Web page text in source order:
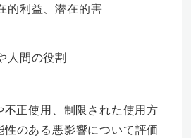
的利益、潜在的害
人間の役割
正使用、制限された使用方
のある悪影響について評価